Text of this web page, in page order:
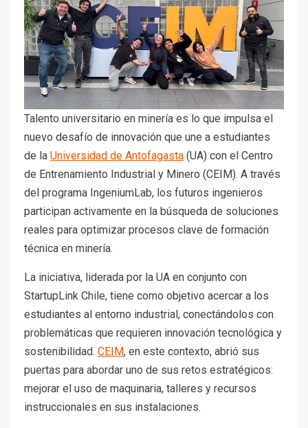
Talento universitario en minería es lo que impulsa el
nuevo desafío de innovación que une a estudiantes
de la Universidad de Antofagasta (UA) con el Centro
de Entrenamiento Industrial y Minero (CEIM). A través
del programa IngeniumLab, los futuros ingenieros
participan activamente en la búsqueda de soluciones
reales para optimizar procesos clave de formación
técnica en minería.
La iniciativa, liderada por la UA en conjunto con
StartupLink Chile, tiene como objetivo acercar a los
estudiantes al entorno industrial, conectándolos con
problemáticas que requieren innovación tecnológica y
sostenibilidad. CEIM, en este contexto, abrió sus
puertas para abordar uno de sus retos estratégicos:
mejorar el uso de maquinaria, talleres y recursos
instruccionales en sus instalaciones.